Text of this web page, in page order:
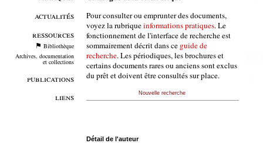
actualités
ressources
Bibliothèque
Archives, documentation
et collections
publications
liens
Pour consulter ou emprunter des documents,
voyez la rubriqueinformations pratiques. Le
fonctionnement de l'interface de recherche est
sommairement décrit dans ce guide de
recherche. Les périodiques, les brochures et
certains documents rares ou anciens sont exclus
du prêt et doivent être consultés sur place.
Nouvelle recherche
Détail de l'auteur